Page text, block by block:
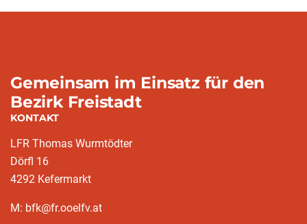
Gemeinsam im Einsatz für den
Bezirk Freistadt
KONTAKT
LFR Thomas Wurmtödter
Dörfl 16
4292 Kefermarkt
M: bfk@fr.ooelfv.at